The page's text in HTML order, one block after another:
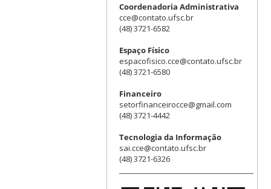
Coordenadoria Administrativa
cce@contato.ufsc.br
(48) 3721-6582
Espaço Físico
espacofisico.cce@contato.ufsc.br
(48) 3721-6580
Financeiro
setorfinanceirocce@gmail.com
(48) 3721-4442
Tecnologia da Informação
sai.cce@contato.ufsc.br
(48) 3721-6326